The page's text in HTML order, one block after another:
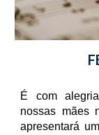
É com
nossas mães
apresentará